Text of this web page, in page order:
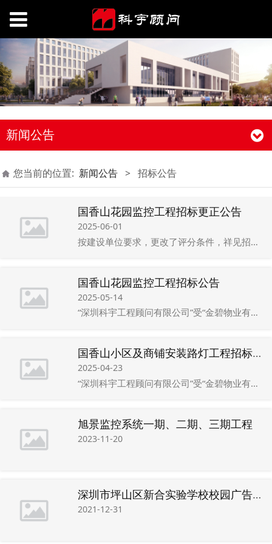
新闻公告
您当前的位置: 新闻公告 > 招标公告
国香山花园监控工程招标更正公告
2025-06-01
按建设单位要求，更改了评分条件，祥见招标文件
国香山花园监控工程招标公告
2025-05-14
“深圳科宇工程顾问有限公司”受“金碧物业有限公司深圳国香山分公司”的委托，对国香山花园监控工程 （招标编号：KYZB-202503-00035）进行公开招标，本项目适用《中华人民共和国招标投标法》和深圳经济特区招标投标的有关规定。现邀请合格投标供应商提交密封投标。
国香山小区及商铺安装路灯工程招标公告
2025-04-23
“深圳科宇工程顾问有限公司”受“金碧物业有限公司深圳国香山分公司”的委托，对“国香山小区及商铺安装路灯工程 ”进行公开招标，本项目适用《中华人民共和国招标投标法》和深圳经济特区招标投标的有关规定。现邀请合格投标供应商提交密封投标。
旭景监控系统一期、二期、三期工程
2023-11-20
深圳市坪山区新合实验学校校园广告制作项目自行采购交易公告
2021-12-31